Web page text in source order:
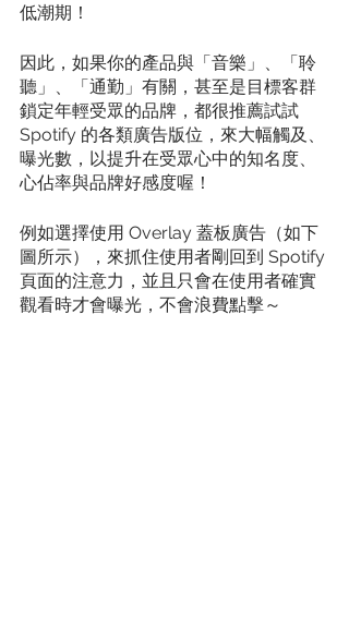
低潮期！
因此，如果你的產品與「音樂」、「聆
聽」、「通勤」有關，甚至是目標客群
鎖定年輕受眾的品牌，都很推薦試試
Spotify 的各類廣告版位，來大幅觸及、
曝光數，以提升在受眾心中的知名度、
心佔率與品牌好感度喔！
例如選擇使用 Overlay 蓋板廣告（如下
圖所示），來抓住使用者剛回到 Spotify
頁面的注意力，並且只會在使用者確實
觀看時才會曝光，不會浪費點擊～